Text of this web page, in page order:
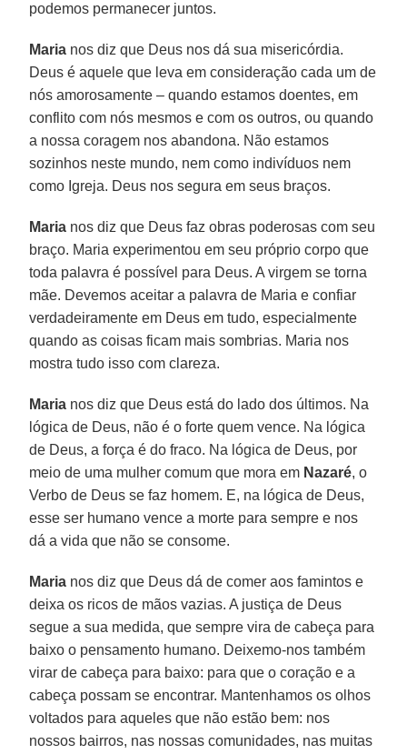
podemos permanecer juntos.
Maria nos diz que Deus nos dá sua misericórdia.
Deus é aquele que leva em consideração cada um de
nós amorosamente – quando estamos doentes, em
conflito com nós mesmos e com os outros, ou quando
a nossa coragem nos abandona. Não estamos
sozinhos neste mundo, nem como indivíduos nem
como Igreja. Deus nos segura em seus braços.
Maria nos diz que Deus faz obras poderosas com seu
braço. Maria experimentou em seu próprio corpo que
toda palavra é possível para Deus. A virgem se torna
mãe. Devemos aceitar a palavra de Maria e confiar
verdadeiramente em Deus em tudo, especialmente
quando as coisas ficam mais sombrias. Maria nos
mostra tudo isso com clareza.
Maria nos diz que Deus está do lado dos últimos. Na
lógica de Deus, não é o forte quem vence. Na lógica
de Deus, a força é do fraco. Na lógica de Deus, por
meio de uma mulher comum que mora em Nazaré, o
Verbo de Deus se faz homem. E, na lógica de Deus,
esse ser humano vence a morte para sempre e nos
dá a vida que não se consome.
Maria nos diz que Deus dá de comer aos famintos e
deixa os ricos de mãos vazias. A justiça de Deus
segue a sua medida, que sempre vira de cabeça para
baixo o pensamento humano. Deixemo-nos também
virar de cabeça para baixo: para que o coração e a
cabeça possam se encontrar. Mantenhamos os olhos
voltados para aqueles que não estão bem: nos
nossos bairros, nas nossas comunidades, nas muitas